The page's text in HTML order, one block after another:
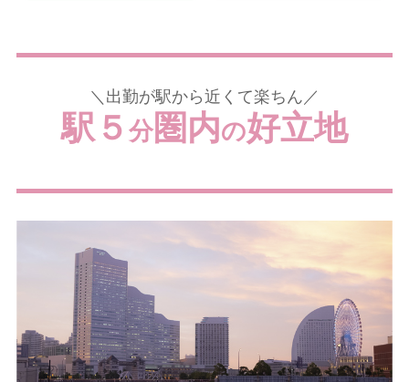
＼出勤が駅から近くて楽ちん／
駅５ 分 圏内の好立地